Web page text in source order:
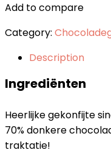
Add to compare
Category:
Description
Ingrediënten
Heerlijke gekonfijte
70% donkere
traktatie!